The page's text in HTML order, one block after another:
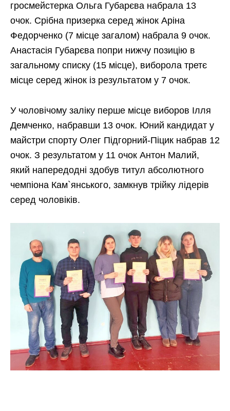
гросмейстерка Ольга Губарєва набрала 13
очок. Срібна призерка серед жінок Аріна
Федорченко (7 місце загалом) набрала 9 очок.
Анастасія Губарєва попри нижчу позицію в
загальному списку (15 місце), виборола третє
місце серед жінок із результатом у 7 очок.
У чоловічому заліку перше місце виборов Ілля
Демченко, набравши 13 очок. Юний кандидат у
майстри спорту Олег Підгорний-Піцик набрав 12
очок. З результатом у 11 очок Антон Малий,
який напередодні здобув титул абсолютного
чемпіона Кам`янського, замкнув трійку лідерів
серед чоловіків.